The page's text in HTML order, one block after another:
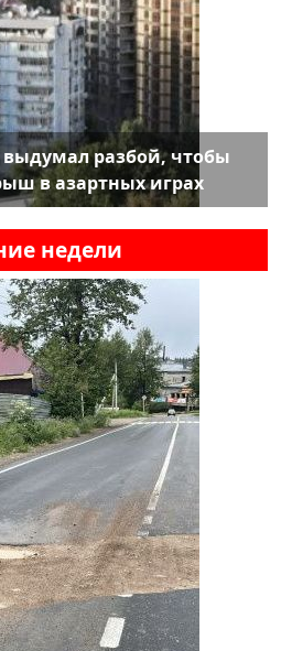
разбой, чтобы
в азартных играх
недели